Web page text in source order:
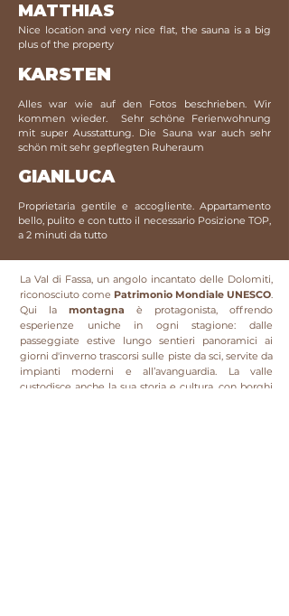
MATTHIAS
Nice location and very nice flat, the sauna is a big
plus of the property
KARSTEN
Alles war wie auf den Fotos beschrieben. Wir
kommen wieder. Sehr schöne Ferienwohnung
mit super Ausstattung. Die Sauna war auch sehr
schön mit sehr gepflegten Ruheraum
GIANLUCA
Proprietaria gentile e accogliente. Appartamento
bello, pulito e con tutto il necessario Posizione TOP,
a 2 minuti da tutto
La Val di Fassa, un angolo incantato delle Dolomiti,
riconosciuto come Patrimonio Mondiale UNESCO.
Qui la montagna è protagonista, offrendo
esperienze uniche in ogni stagione: dalle
passeggiate estive lungo sentieri panoramici ai
giorni d'inverno trascorsi sulle piste da sci, servite da
impianti moderni e all’avanguardia. La valle
custodisce anche la sua storia e cultura, con borghi